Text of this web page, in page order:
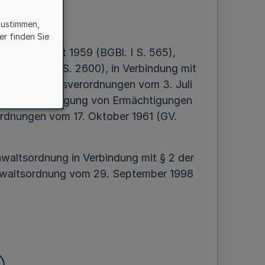
1. August 1959 (BGBl. I S. 565),
(BGBl. I S. 2600), in Verbindung mit
von Rechtsverordnungen vom 3. Juli
die Übertragung von Ermächtigungen
vom 17. Oktober 1961 (GV.
in Verbindung mit § 2 der
vom 29. September 1998
finden Sie